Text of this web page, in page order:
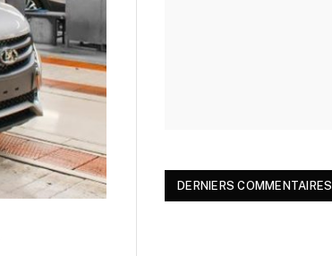
DERNIERS COMMENTAIRES